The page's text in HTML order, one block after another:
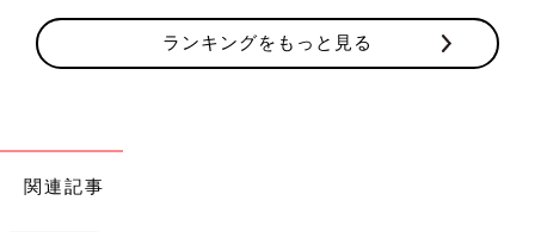
ランキングをもっと見る
関連記事